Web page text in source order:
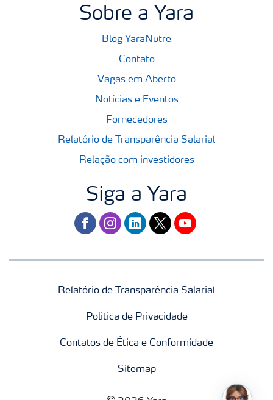
Sobre a Yara
Blog YaraNutre
Contato
Vagas em Aberto
Notícias e Eventos
Fornecedores
Relatório de Transparência Salarial
Relação com investidores
Siga a Yara
facebookinstagram
linkedintwitteryoutube
Relatório de Transparência Salarial
Politica de Privacidade
Contatos de Ética e Conformidade
Sitemap